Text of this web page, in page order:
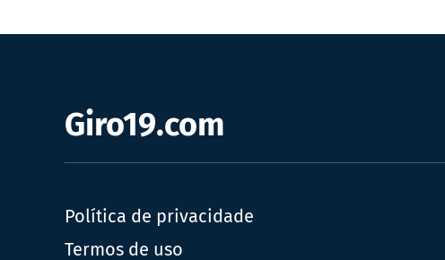
Giro19.com
Política de privacidade
Termos de uso